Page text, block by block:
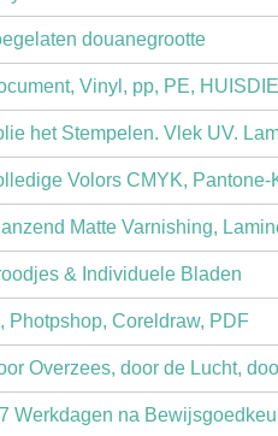
douanegrootte
Vinyl, pp, PE,
het Stempelen. Vlek UV.
Volors CMYK, Pantone-
Matte Varnishing,
& Individuele Bladen
Photpshop, Coreldraw, PDF
Overzees, door de Lucht,
Werkdagen na